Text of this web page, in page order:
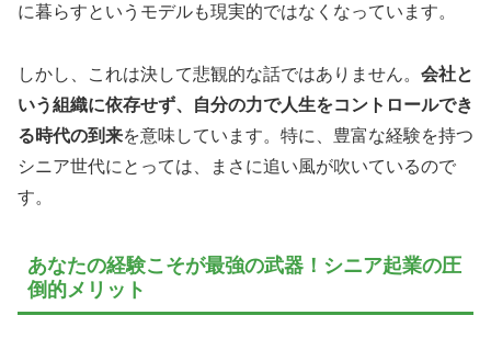
に暮らすというモデルも現実的ではなくなっています。
しかし、これは決して悲観的な話ではありません。 会社と
いう組織に依存せず、自分の力で人生をコントロールでき
る時代の到来を意味しています。特に、豊富な経験を持つ
シニア世代にとっては、まさに追い風が吹いているので
す。
あなたの経験こそが最強の武器！シニア起業の圧
倒的メリット